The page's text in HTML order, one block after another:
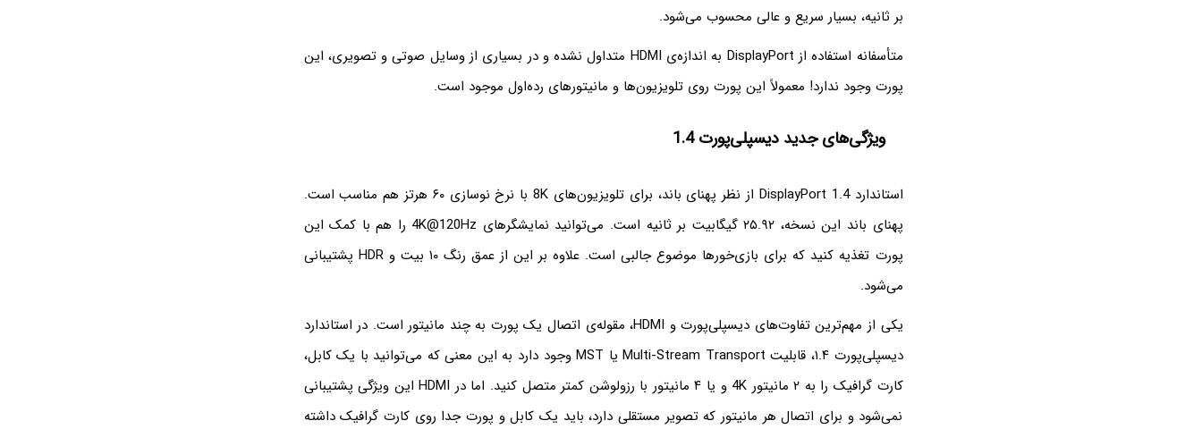
بر ثانیه، بسیار سریع و عالی محسوب می‌شود.
متأسفانه استفاده از DisplayPort به اندازه‌ی HDMI متداول نشده و در بسیاری از وسایل صوتی و تصویری، این
پورت وجود ندارد! معمولاً این پورت روی تلویزیون‌ها و مانیتورهای رده‌اول موجود است.
ویژگی‌های جدید دیسپلی‌پورت 1.4
استاندارد DisplayPort 1.4 از نظر پهنای باند، برای تلویزیون‌های 8K با نرخ نوسازی ۶۰ هرتز هم مناسب است.
پهنای باند این نسخه، ۲۵.۹۲ گیگابیت بر ثانیه است. می‌توانید نمایشگرهای 4K@120Hz را هم با کمک این
پورت تغذیه کنید که برای بازی‌خورها موضوع جالبی است. علاوه بر این از عمق رنگ ۱۰ بیت و HDR پشتیبانی
می‌شود.
یکی از مهم‌ترین تفاوت‌های دیسپلی‌پورت و HDMI، مقوله‌ی اتصال یک پورت به چند مانیتور است. در استاندارد
دیسپلی‌پورت ۱.۴، قابلیت Multi-Stream Transport یا MST وجود دارد به این معنی که می‌توانید با یک کابل،
کارت گرافیک را به ۲ مانیتور 4K و یا ۴ مانیتور با رزولوشن کمتر متصل کنید. اما در HDMI این ویژگی پشتیبانی
نمی‌شود و برای اتصال هر مانیتور که تصویر مستقلی دارد، باید یک کابل و پورت جدا روی کارت گرافیک داشته